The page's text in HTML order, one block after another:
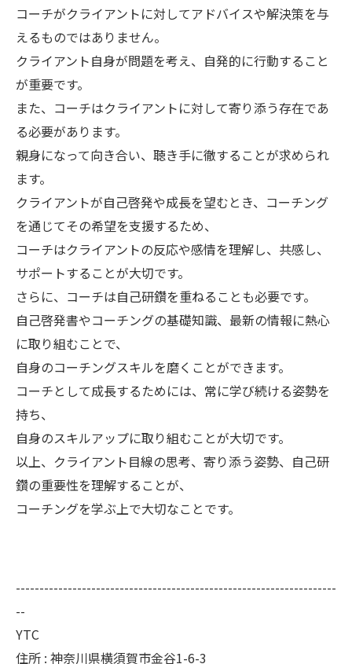
コーチがクライアントに対してアドバイスや解決策を与
えるものではありません。
クライアント自身が問題を考え、自発的に行動すること
が重要です。
また、コーチはクライアントに対して寄り添う存在であ
る必要があります。
親身になって向き合い、聴き手に徹することが求められ
ます。
クライアントが自己啓発や成長を望むとき、コーチング
を通じてその希望を支援するため、
コーチはクライアントの反応や感情を理解し、共感し、
サポートすることが大切です。
さらに、コーチは自己研鑽を重ねることも必要です。
自己啓発書やコーチングの基礎知識、最新の情報に熱心
に取り組むことで、
自身のコーチングスキルを磨くことができます。
コーチとして成長するためには、常に学び続ける姿勢を
持ち、
自身のスキルアップに取り組むことが大切です。
以上、クライアント目線の思考、寄り添う姿勢、自己研
鑽の重要性を理解することが、
コーチングを学ぶ上で大切なことです。
--------------------------------------------------------------------
--
YTC
住所 : 神奈川県横須賀市金谷1-6-3